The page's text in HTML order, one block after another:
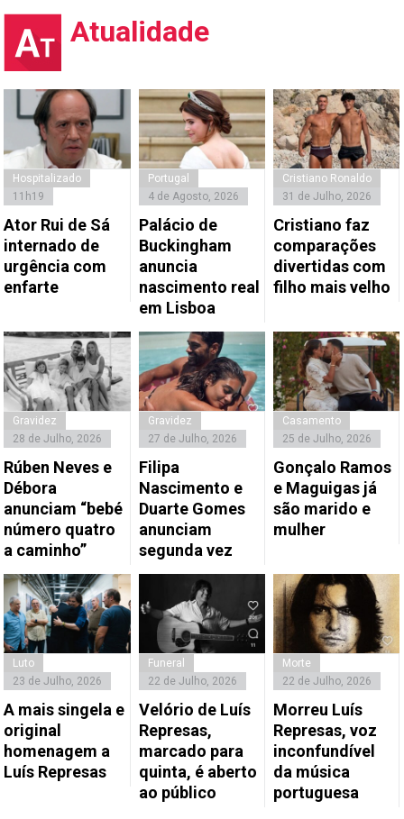
Atualidade
Hospitalizado
11h19
Ator Rui de Sá
internado de
urgência com
enfarte
Portugal
4 de Agosto, 2026
Palácio de
Buckingham
anuncia
nascimento real
em Lisboa
Cristiano Ronaldo
31 de Julho, 2026
Cristiano faz
comparações
divertidas com
filho mais velho
Gravidez
28 de Julho, 2026
Rúben Neves e
Débora
anunciam “bebé
número quatro
a caminho”
Gravidez
27 de Julho, 2026
Filipa
Nascimento e
Duarte Gomes
anunciam
segunda vez
Casamento
25 de Julho, 2026
Gonçalo Ramos
e Maguigas já
são marido e
mulher
Luto
23 de Julho, 2026
A mais singela e
original
homenagem a
Luís Represas
Funeral
22 de Julho, 2026
Velório de Luís
Represas,
marcado para
quinta, é aberto
ao público
Morte
22 de Julho, 2026
Morreu Luís
Represas, voz
inconfundível
da música
portuguesa